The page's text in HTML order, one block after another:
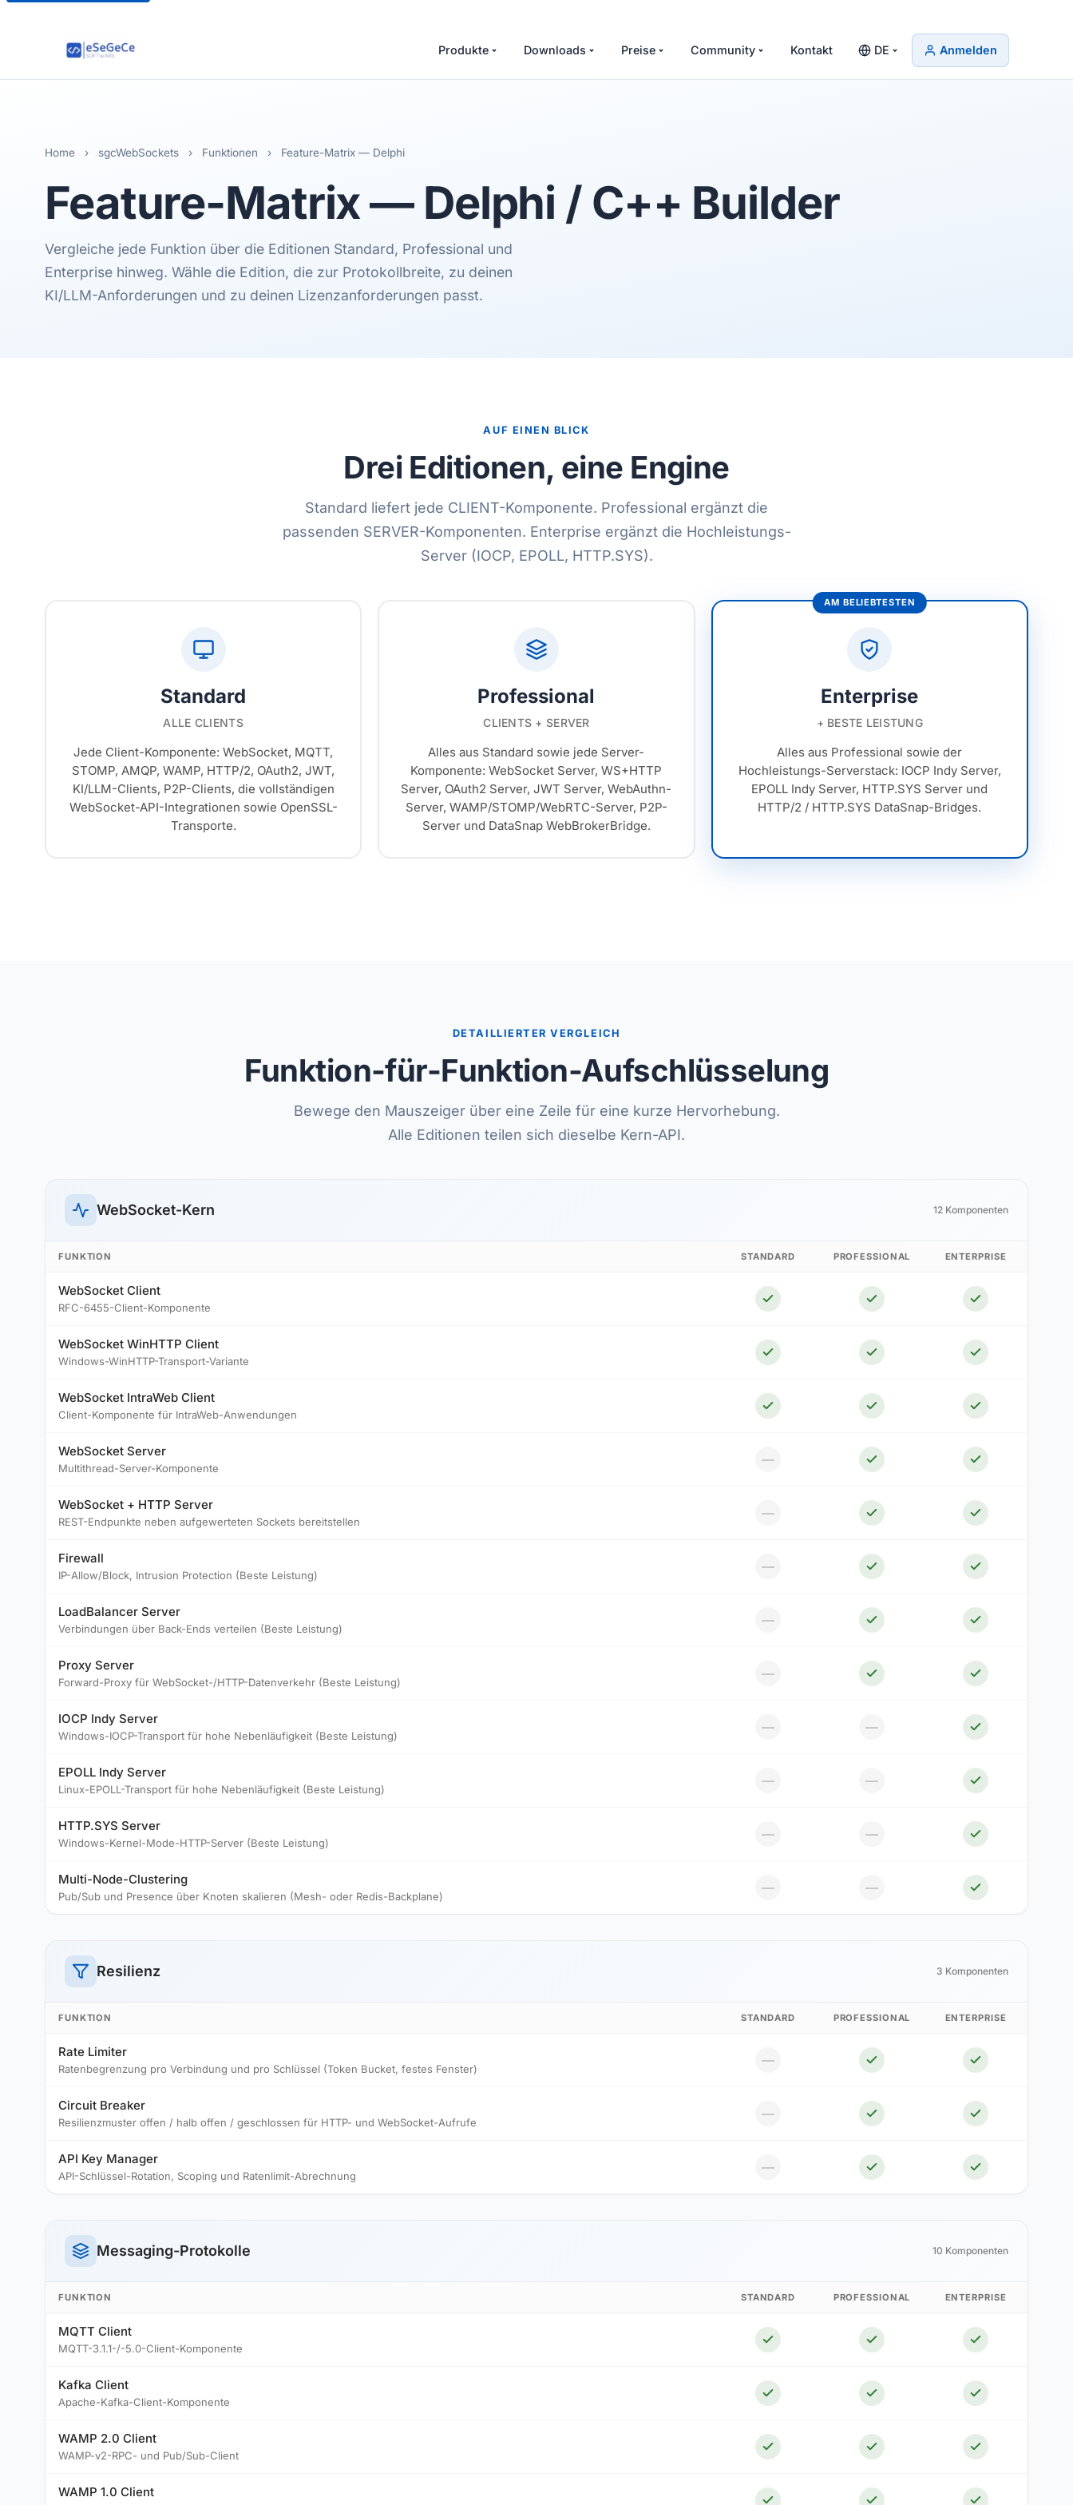
Produkte Downloads Preise Community Kontakt DE Anmelden
Home › sgcWebSockets › Funktionen › Feature-Matrix — Delphi
Feature-Matrix — Delphi / C++ Builder
Vergleiche jede Funktion über die Editionen Standard, Professional und
Enterprise hinweg. Wähle die Edition, die zur Protokollbreite, zu deinen
KI/LLM-Anforderungen und zu deinen Lizenzanforderungen passt.
AUF EINEN BLICK
Drei Editionen, eine Engine
Standard liefert jede CLIENT-Komponente. Professional ergänzt die
passenden SERVER-Komponenten. Enterprise ergänzt die Hochleistungs-
Server (IOCP, EPOLL, HTTP.SYS).
Standard
ALLE CLIENTS
Jede Client-Komponente: WebSocket, MQTT,
STOMP, AMQP, WAMP, HTTP/2, OAuth2, JWT,
KI/LLM-Clients, P2P-Clients, die vollständigen
WebSocket-API-Integrationen sowie OpenSSL-
Transporte.
Professional
CLIENTS + SERVER
Alles aus Standard sowie jede Server-
Komponente: WebSocket Server, WS+HTTP
Server, OAuth2 Server, JWT Server, WebAuthn-
Server, WAMP/STOMP/WebRTC-Server, P2P-
Server und DataSnap WebBrokerBridge.
AM BELIEBTESTEN
Enterprise
+ BESTE LEISTUNG
Alles aus Professional sowie der
Hochleistungs-Serverstack: IOCP Indy Server,
EPOLL Indy Server, HTTP.SYS Server und
HTTP/2 / HTTP.SYS DataSnap-Bridges.
DETAILLIERTER VERGLEICH
Funktion-für-Funktion-Aufschlüsselung
Bewege den Mauszeiger über eine Zeile für eine kurze Hervorhebung.
Alle Editionen teilen sich dieselbe Kern-API.
WebSocket-Kern 12 Komponenten
FUNKTION STANDARD PROFESSIONAL ENTERPRISE
WebSocket Client
RFC-6455-Client-Komponente
WebSocket WinHTTP Client
Windows-WinHTTP-Transport-Variante
WebSocket IntraWeb Client
Client-Komponente für IntraWeb-Anwendungen
WebSocket Server
Multithread-Server-Komponente
—
WebSocket + HTTP Server
REST-Endpunkte neben aufgewerteten Sockets bereitstellen
—
Firewall
IP-Allow/Block, Intrusion Protection (Beste Leistung)
—
LoadBalancer Server
Verbindungen über Back-Ends verteilen (Beste Leistung)
—
Proxy Server
Forward-Proxy für WebSocket-/HTTP-Datenverkehr (Beste Leistung)
—
IOCP Indy Server
Windows-IOCP-Transport für hohe Nebenläufigkeit (Beste Leistung)
— —
EPOLL Indy Server
Linux-EPOLL-Transport für hohe Nebenläufigkeit (Beste Leistung)
— —
HTTP.SYS Server
Windows-Kernel-Mode-HTTP-Server (Beste Leistung)
— —
Multi-Node-Clustering
Pub/Sub und Presence über Knoten skalieren (Mesh- oder Redis-Backplane)
— —
Resilienz 3 Komponenten
FUNKTION STANDARD PROFESSIONAL ENTERPRISE
Rate Limiter
Ratenbegrenzung pro Verbindung und pro Schlüssel (Token Bucket, festes Fenster)
—
Circuit Breaker
Resilienzmuster offen / halb offen / geschlossen für HTTP- und WebSocket-Aufrufe
—
API Key Manager
API-Schlüssel-Rotation, Scoping und Ratenlimit-Abrechnung
—
Messaging-Protokolle 10 Komponenten
FUNKTION STANDARD PROFESSIONAL ENTERPRISE
MQTT Client
MQTT-3.1.1-/-5.0-Client-Komponente
Kafka Client
Apache-Kafka-Client-Komponente
WAMP 2.0 Client
WAMP-v2-RPC- und Pub/Sub-Client
WAMP 1.0 Client